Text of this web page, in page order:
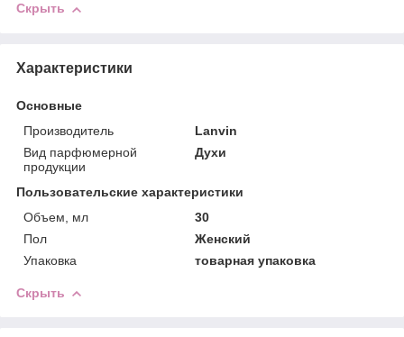
Скрыть
Характеристики
Основные
Производитель
Lanvin
Вид парфюмерной
продукции
Духи
Пользовательские характеристики
Объем, мл
30
Пол
Женский
Упаковка
товарная упаковка
Скрыть